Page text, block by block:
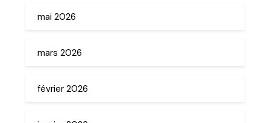
mai 2026
mars 2026
février 2026